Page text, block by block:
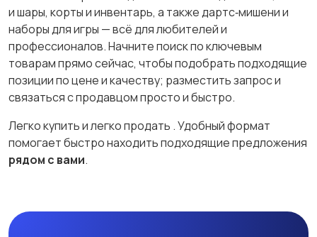
и шары, корты и инвентарь, а также дартс‑мишени и
наборы для игры — всё для любителей и
профессионалов. Начните поиск по ключевым
товарам прямо сейчас, чтобы подобрать подходящие
позиции по цене и качеству; разместить запрос и
связаться с продавцом просто и быстро.
Легко купить и легко продать . Удобный формат
помогает быстро находить подходящие предложения
рядом с вами.